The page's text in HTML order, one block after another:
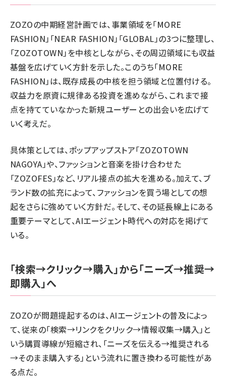
ZOZOの中期経営計画では、事業領域を「MORE
FASHION」「NEAR FASHION」「GLOBAL」の3つに整理し、
「ZOZOTOWN」を中核としながら、その周辺領域にも収益
基盤を広げていく方針を示した。このうち「MORE
FASHION」は、既存成長の中核を担う領域と位置付ける。
収益力を原資に規律ある投資を進めながら、これまで接
点を持てていなかった新規ユーザーとの出会いを広げて
いく考えだ。
具体策としては、ポップアップストア「ZOZOTOWN
NAGOYA」や、ファッションと音楽を掛け合わせた
「ZOZOFES」など、リアル接点の拡大を進める。加えて、ブ
ランド数の拡充によって、ファッションを買う場としての想
起をさらに強めていく方針だ。そして、その延長線上にある
重要テーマとして、AIエージェント時代への対応を掲げて
いる。
「検索→クリック→購入」から「ニーズ→推奨→
即購入」へ
ZOZOが問題提起するのは、AIエージェントの普及によっ
て、従来の「検索→リンクをクリック→情報収集→購入」と
いう購買導線が短縮され、「ニーズを伝える→推奨される
→そのまま購入する」という流れに置き換わる可能性があ
る点だ。